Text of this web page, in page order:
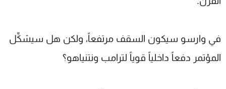
في وارسو سيكون السقف مرتفعاً، ولكن هل سيشكِّل
المؤتمر دفعاً داخلياً قوياً لترامب ونتنياهو؟